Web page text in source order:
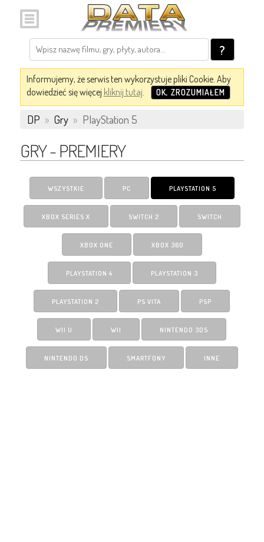
?
Informujemy, że serwis ten wykorzystuje pliki Cookie. Aby
dowiedzieć się więcej kliknij tutaj. OK, ZROZUMIAŁEM
DP » Gry » PlayStation 5
GRY - PREMIERY
WSZYSTKIE PC PLAYSTATION 5
XBOX SERIES X SWITCH 2 SWITCH
XBOX ONE XBOX 360
PLAYSTATION 4 PLAYSTATION 3
PLAYSTATION 2 PS VITA PSP
WII U WII NINTENDO 3DS
NINTENDO DS SMARTFONY INNE